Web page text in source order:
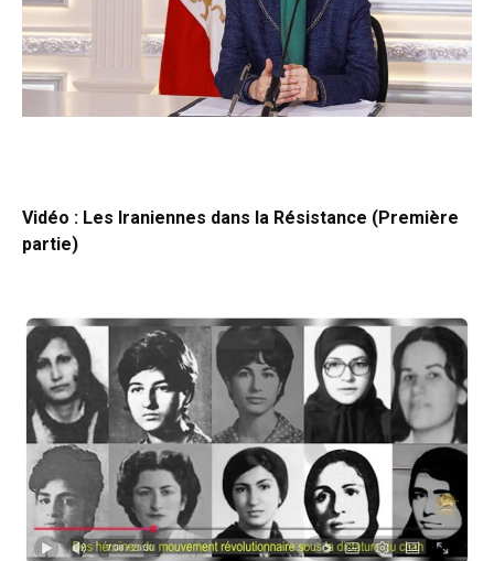
Vidéo : Les Iraniennes dans la Résistance (Première
partie)